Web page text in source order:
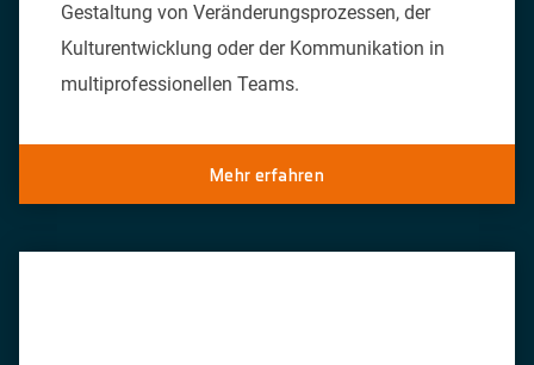
Gestaltung von Veränderungsprozessen, der
Kulturentwicklung oder der Kommunikation in
multiprofessionellen Teams.
Mehr erfahren